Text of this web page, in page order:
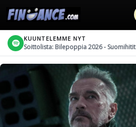
KUUNTELEMME NYT
Soittolista: Bilepoppia 2026 - Suomihitit